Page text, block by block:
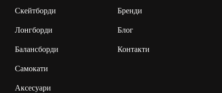
Скейтборди
Лонгборди
Балансборди
Самокати
Аксесуари
Бренди
Блог
Контакти